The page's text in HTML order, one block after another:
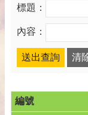
標題：
內容：